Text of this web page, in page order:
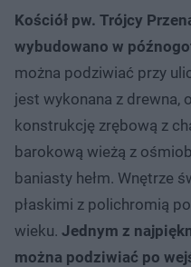
Kościół pw. Trójcy
wybudowano w
można podziwiać przy
jest wykonana z drewna,
konstrukcję zrębową z
barokową wieżą z
baniasty hełm. Wnętrze
płaskimi z polichromią
wieku. Jednym z
można podziwiać po